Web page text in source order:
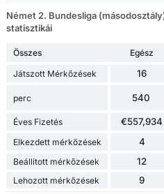
Német 2. Bundesliga
statisztikái
Összes Egész
Játszott Mérkőzések
16
perc 540
Éves Fizetés €557,934
Elkezdett mérkőzések 4
Beállított mérkőzések 12
Lehozott mérkőzések 9